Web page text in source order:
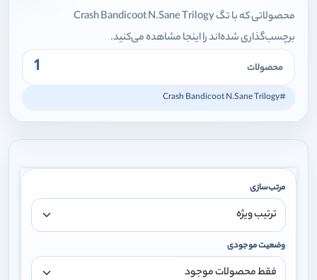
محصولاتی که با تگ Crash Bandicoot N.Sane Trilogy
برچسب‌گذاری شده‌اند را اینجا مشاهده می‌کنید.
محصولات 1
#Crash Bandicoot N.Sane Trilogy
مرتب‌سازی
وضعیت موجودی